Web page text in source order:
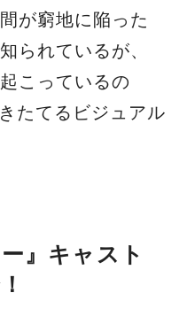
が窮地に陥った
られているが、
こっているの
たてるビジュアル
』キャスト